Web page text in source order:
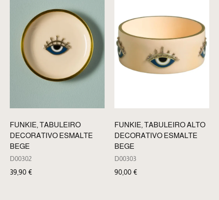
FUNKIE, TABULEIRO
DECORATIVO ESMALTE
BEGE
D00302
39,90 €
FUNKIE, TABULEIRO ALTO
DECORATIVO ESMALTE
BEGE
D00303
90,00 €